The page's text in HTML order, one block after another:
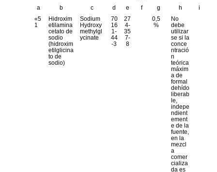
a b c d e f g h
i
«5
1
Hidroxim
etilamina
cetato de
sodio
(hidroxim
etilglicina
to de
sodio)
Sodium
Hydroxy
methylgl
ycinate
70
16
1-
44
-3
27
4-
35
7-
8
0,5
%
No
debe
utilizar
se si la
conce
ntració
n
teórica
máxim
a de
formal
dehído
liberab
le,
indepe
ndient
ement
e de la
fuente,
en la
mezcl
a
comer
cializa
da es